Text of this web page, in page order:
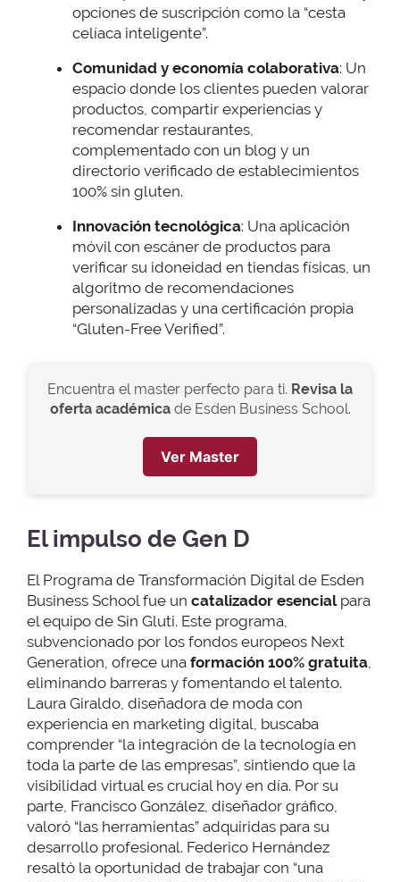
opciones de suscripción como la “cesta
celíaca inteligente”.
Comunidad y economía colaborativa: Un
espacio donde los clientes pueden valorar
productos, compartir experiencias y
recomendar restaurantes,
complementado con un blog y un
directorio verificado de establecimientos
100% sin gluten.
Innovación tecnológica: Una aplicación
móvil con escáner de productos para
verificar su idoneidad en tiendas físicas, un
algoritmo de recomendaciones
personalizadas y una certificación propia
“Gluten-Free Verified”.
Encuentra el master perfecto para ti. Revisa la
oferta académicade Esden Business School.
Ver Master
El impulso de Gen D
El Programa de Transformación Digital de Esden
Business School fue un catalizador esencialpara
el equipo de Sin Gluti. Este programa,
subvencionado por los fondos europeos Next
Generation, ofrece una formación 100% gratuita,
eliminando barreras y fomentando el talento.
Laura Giraldo, diseñadora de moda con
experiencia en marketing digital, buscaba
comprender “la integración de la tecnología en
toda la parte de las empresas”, sintiendo que la
visibilidad virtual es crucial hoy en día. Por su
parte, Francisco González, diseñador gráfico,
valoró “las herramientas” adquiridas para su
desarrollo profesional. Federico Hernández
resaltó la oportunidad de trabajar con “una